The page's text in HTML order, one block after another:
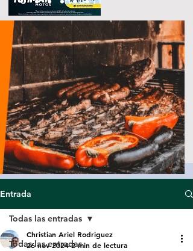
Entrada
Todas las entradas
Todas las entradas
Christian Ariel Rodriguez
26 nov 2024 2 min de lectura